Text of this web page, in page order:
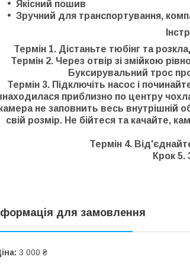
Якісний пошив
Зручний для транспортування,
Термін 1. Дістаньте тюбінг та
Термін 2. Через отвір зі змійкою
Буксирувальний трос
Термін 3. Підключіть насос і
приблизно по центру
не заповнить весь внутрішній
свій розмір. Не бійтеся та качайте,
Термін 4.
Крок 5.
для замовлення
3 000 ₴